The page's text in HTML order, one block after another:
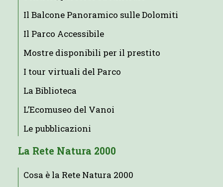
Il Balcone Panoramico sulle Dolomiti
Il Parco Accessibile
Mostre disponibili per il prestito
I tour virtuali del Parco
La Biblioteca
L’Ecomuseo del Vanoi
Le pubblicazioni
La Rete Natura 2000
Cosa è la Rete Natura 2000